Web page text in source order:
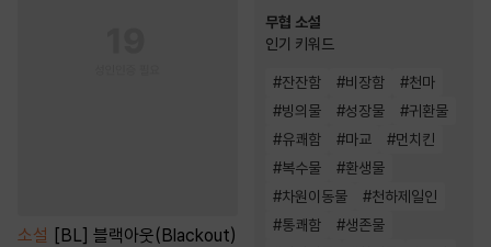
소설 [BL] 블랙아웃(Blackout)
무협 소설
인기 키워드
#잔잔함 #비장함 #천마
#빙의물 #성장물 #귀환물
#유쾌함 #마교 #먼치킨
#복수물 #환생물
#차원이동물 #천하제일인
#통쾌함 #생존물